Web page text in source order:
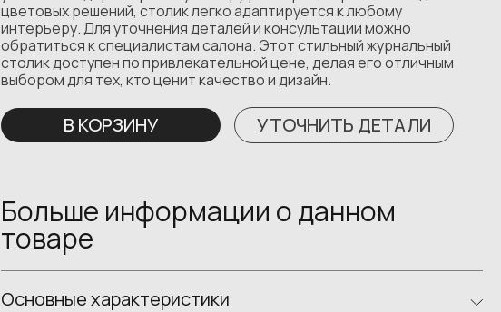
цветовых решений, столик легко адаптируется к любому
интерьеру. Для уточнения деталей и консультации можно
обратиться к специалистам салона. Этот стильный журнальный
столик доступен по привлекательной цене, делая его отличным
выбором для тех, кто ценит качество и дизайн.
В КОРЗИНУ УТОЧНИТЬ ДЕТАЛИ
Больше информации о данном
товаре
Основные характеристики